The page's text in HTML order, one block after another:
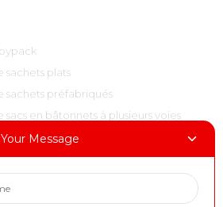
plats
sachets préfabriqués
en bâtonnets à plusieurs voies
à oreillers verticaux
et de bouchage
Message